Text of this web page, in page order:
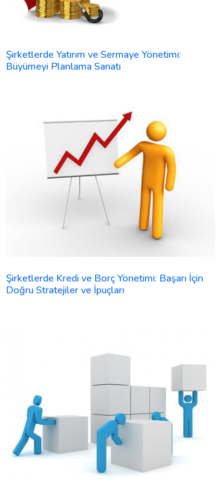
Şirketlerde Yatırım ve Sermaye Yönetimi:
Büyümeyi Planlama Sanatı
Şirketlerde Kredi ve Borç Yönetimi: Başarı İçin
Doğru Stratejiler ve İpuçları